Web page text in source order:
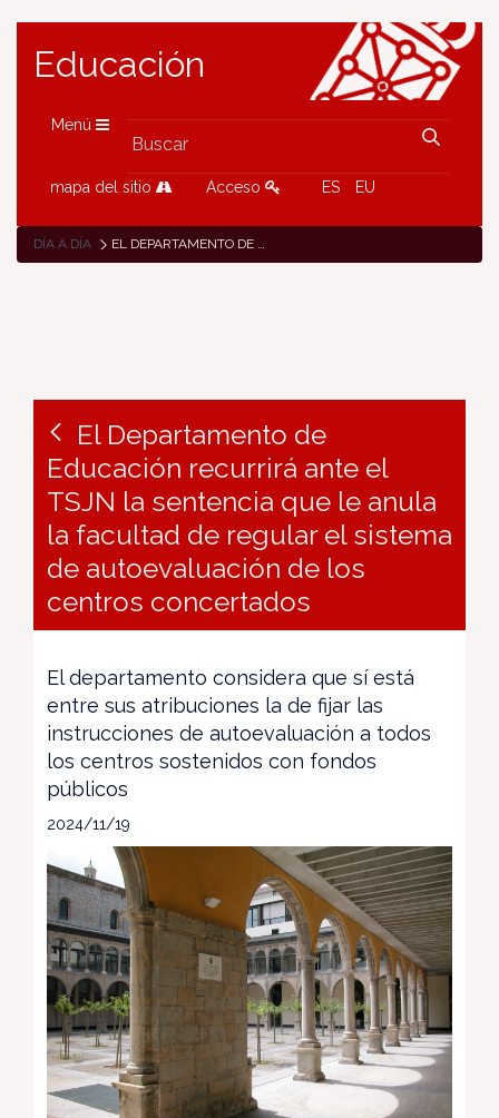
Educación
Menú
mapa del sitio Acceso ES EU
DÍA A DÍA EL DEPARTAMENTO DE EDUCACIÓN RECURRIRÁ ANTE EL TSJN LA SENTENCIA QUE LE ANULA LA FACULTAD DE REGULAR EL SISTEMA DE AUTOEVALUACIÓN DE LOS CENTROS CONCERTADOS
El Departamento de
Educación recurrirá ante el
TSJN la sentencia que le anula
la facultad de regular el sistema
de autoevaluación de los
centros concertados
El departamento considera que sí está
entre sus atribuciones la de fijar las
instrucciones de autoevaluación a todos
los centros sostenidos con fondos
públicos
2024/11/19